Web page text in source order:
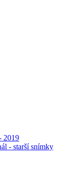
2019
- starší snímky